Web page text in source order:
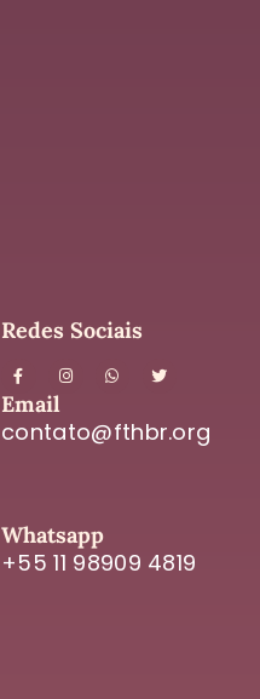
Redes Sociais
Email
contato@fthbr.org
Whatsapp
+55 11 98909 4819